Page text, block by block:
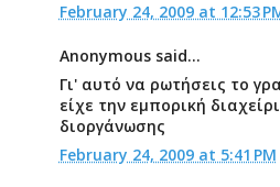
February 24, 2009 at 12:53
Anonymous said...
Γι' αυτό να ρωτήσεις το
είχε την εμπορική
διοργάνωσης
February 24, 2009 at 5:41 PM